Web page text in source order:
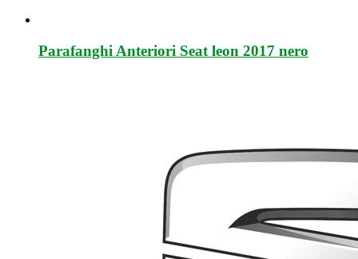
Parafanghi Anteriori Seat leon 2017 nero